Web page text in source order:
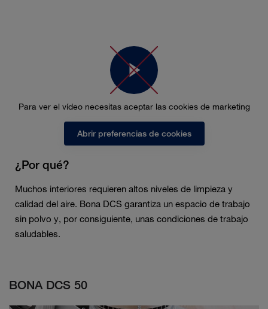
Para ver el vídeo necesitas aceptar las cookies de marketing
Abrir preferencias de cookies
¿Por qué?
Muchos interiores requieren altos niveles de limpieza y
calidad del aire. Bona DCS garantiza un espacio de trabajo
sin polvo y, por consiguiente, unas condiciones de trabajo
saludables.
BONA DCS 50